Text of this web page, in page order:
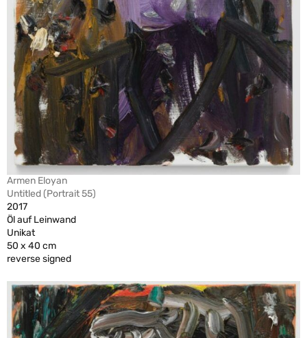
Armen Eloyan
Untitled (Portrait 55)
2017
Öl auf Leinwand
Unikat
50 x 40 cm
reverse signed